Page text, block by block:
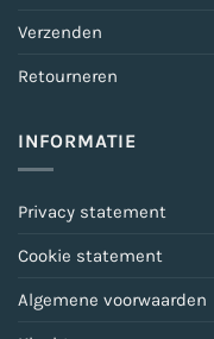
Verzenden
Retourneren
INFORMATIE
Privacy statement
Cookie statement
Algemene voorwaarden